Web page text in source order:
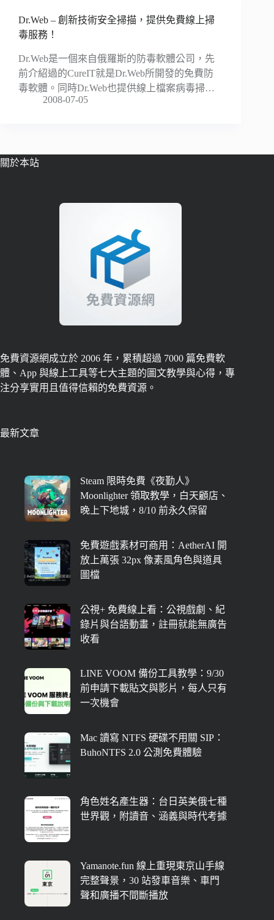
Dr.Web – 創新技術安全掃描，提供免費線上掃
毒服務！
Dr.Web是一個來自俄羅斯的防毒軟體公司，先
前介紹過的CureIT就是Dr.Web所開發的免費防
毒軟體。同時Dr.Web也提供線上檔案病毒掃…
2008-07-05
關於本站
免費資源網成立於 2006 年，累積超過 7000 篇免費軟
體、App 與線上工具等七大主題的圖文教學與心得，專
注分享實用且值得信賴的免費資源。
最新文章
Steam 限時免費《夜勤人》
Moonlighter 領取教學，白天顧店、
晚上下地城，8/10 前永久保留
免費遊戲素材可商用：AetherAI 開
放上萬張 32px 像素風角色與道具
圖檔
公視+ 免費線上看：公視戲劇、紀
錄片與台語動畫，註冊就能無廣告
收看
LINE VOOM 備份工具教學：9/30
前申請下載貼文與影片，每人只有
一次機會
Mac 讀寫 NTFS 硬碟不用關 SIP：
BuhoNTFS 2.0 公測免費體驗
角色姓名產生器：台日英美俄七種
世界觀，附讀音、涵義與時代考據
Yamanote.fun 線上重現東京山手線
完整聲景，30 站發車音樂、車門
聲和廣播不間斷播放